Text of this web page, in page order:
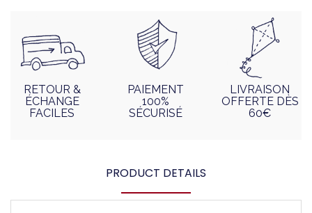
RETOUR &
ÉCHANGE
FACILES
PAIEMENT
100%
SÉCURISÉ
LIVRAISON
OFFERTE DÈS
60€
PRODUCT DETAILS